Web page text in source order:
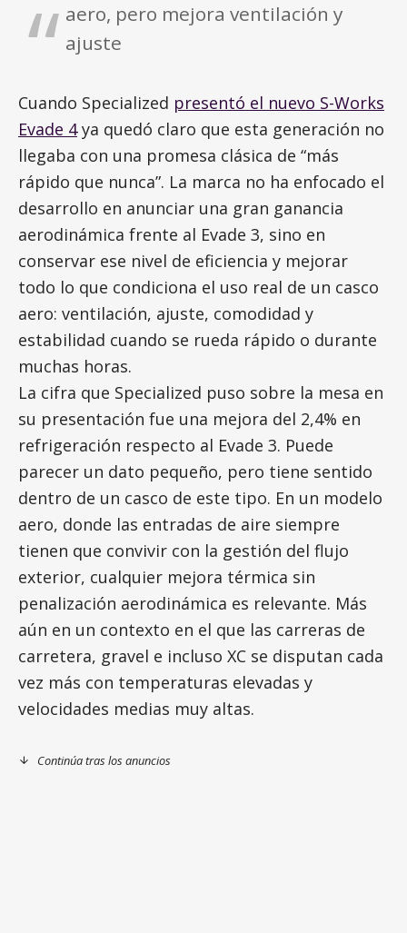
aero, pero mejora ventilación y
ajuste
Cuando Specialized presentó el nuevo S-Works
Evade 4ya quedó claro que esta generación no
llegaba con una promesa clásica de “más
rápido que nunca”. La marca no ha enfocado el
desarrollo en anunciar una gran ganancia
aerodinámica frente al Evade 3, sino en
conservar ese nivel de eficiencia y mejorar
todo lo que condiciona el uso real de un casco
aero: ventilación, ajuste, comodidad y
estabilidad cuando se rueda rápido o durante
muchas horas.
La cifra que Specialized puso sobre la mesa en
su presentación fue una mejora del 2,4% en
refrigeración respecto al Evade 3. Puede
parecer un dato pequeño, pero tiene sentido
dentro de un casco de este tipo. En un modelo
aero, donde las entradas de aire siempre
tienen que convivir con la gestión del flujo
exterior, cualquier mejora térmica sin
penalización aerodinámica es relevante. Más
aún en un contexto en el que las carreras de
carretera, gravel e incluso XC se disputan cada
vez más con temperaturas elevadas y
velocidades medias muy altas.
Continúa tras los anuncios